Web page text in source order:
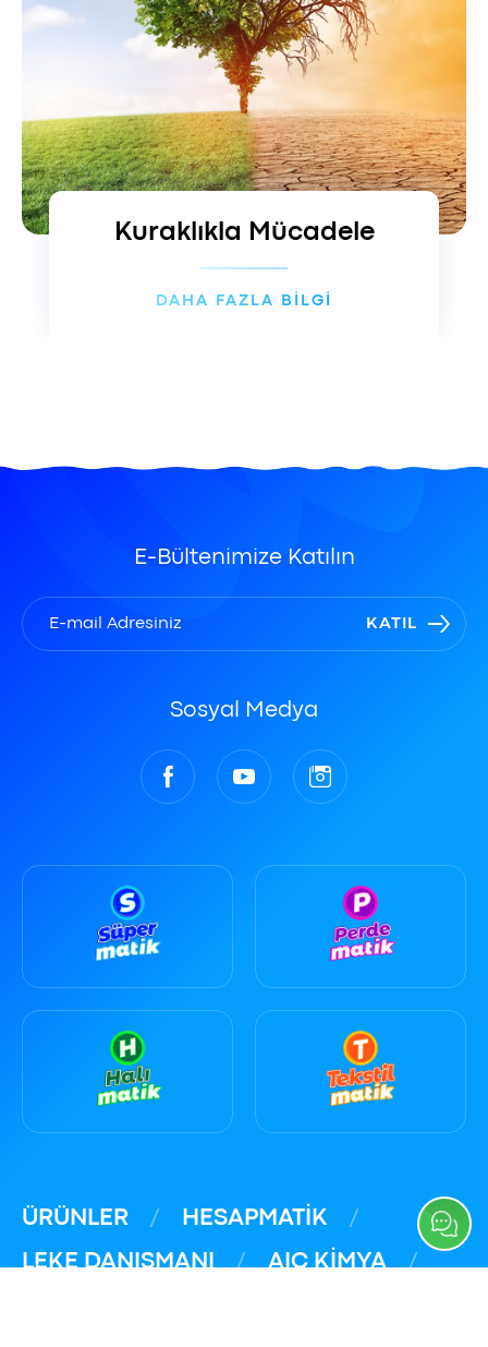
Kuraklıkla Mücadele
DAHA FAZLA BİLGİ
E-Bültenimize Katılın
KATIL
Sosyal Medya
ÜRÜNLER HESAPMATİK
LEKE DANIŞMANI AIC KİMYA